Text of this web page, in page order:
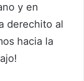
y en
derechito al
hacia la